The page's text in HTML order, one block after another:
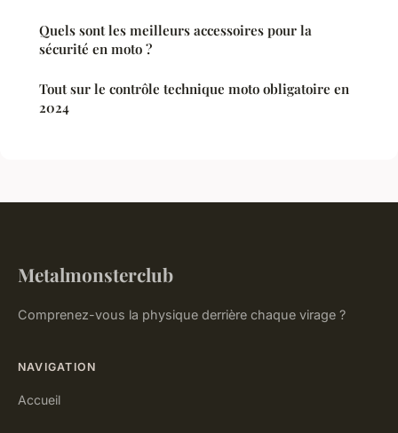
Quels sont les meilleurs accessoires pour la
sécurité en moto ?
Tout sur le contrôle technique moto obligatoire en
2024
Metalmonsterclub
Comprenez-vous la physique derrière chaque virage ?
NAVIGATION
Accueil